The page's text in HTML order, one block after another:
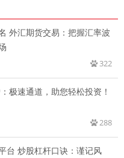
外汇期货交易：把握汇率波
322
极速通道，助您轻松投资！
288
台 炒股杠杆口诀：谨记风